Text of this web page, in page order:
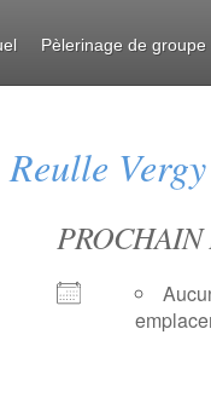
Pèlerinage de groupe
Vergy